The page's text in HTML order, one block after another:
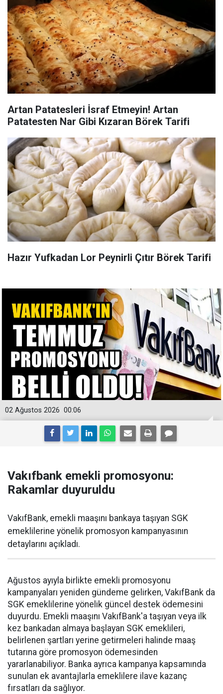
Artan Patatesleri İsraf Etmeyin! Artan
Patatesten Nar Gibi Kızaran Börek Tarifi
Hazır Yufkadan Lor Peynirli Çıtır Börek Tarifi
00:06
02 Ağustos 2026
Vakıfbank emekli promosyonu:
Rakamlar duyuruldu
VakıfBank, emekli maaşını bankaya taşıyan SGK
emeklilerine yönelik promosyon kampanyasının
detaylarını açıkladı.
Ağustos ayıyla birlikte emekli promosyonu
kampanyaları yeniden gündeme gelirken, VakıfBank da
SGK emeklilerine yönelik güncel destek ödemesini
duyurdu. Emekli maaşını VakıfBank'a taşıyan veya ilk
kez bankadan almaya başlayan SGK emeklileri,
belirlenen şartları yerine getirmeleri halinde maaş
tutarına göre promosyon ödemesinden
yararlanabiliyor. Banka ayrıca kampanya kapsamında
sunulan ek avantajlarla emeklilere ilave kazanç
fırsatları da sağlıyor.